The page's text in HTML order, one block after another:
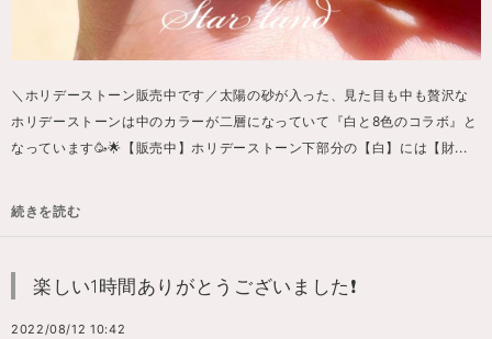
＼ホリデーストーン販売中です／太陽の砂が入った、見た目も中も贅沢な
ホリデーストーンは中のカラーが二層になっていて『白と8色のコラボ』と
なっています🥳🌟【販売中】ホリデーストーン下部分の【白】には【財...
続きを読む
楽しい1時間ありがとうございました❗️
2022/08/12 10:42